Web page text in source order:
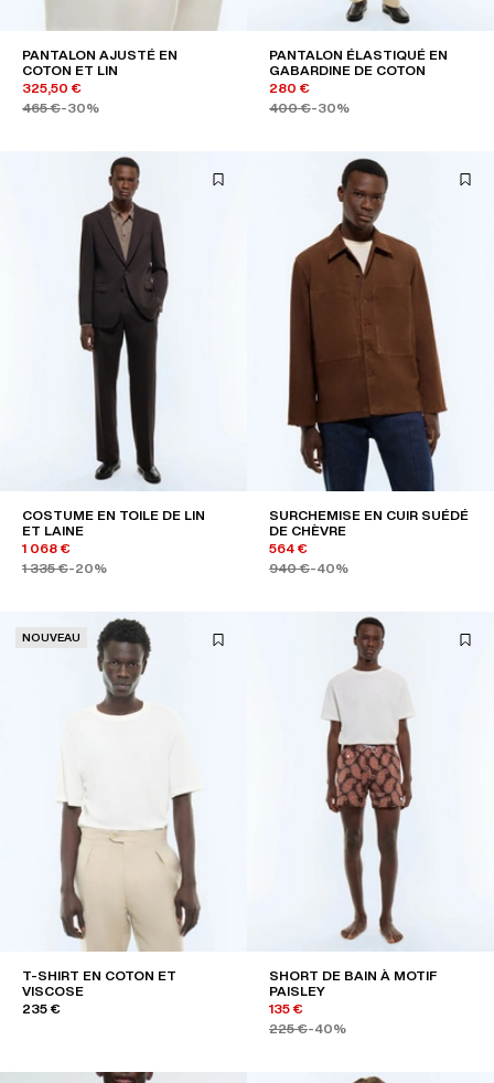
PANTALON AJUSTÉ EN
COTON ET LIN
325,50 €
465 €-30%
PANTALON ÉLASTIQUÉ EN
GABARDINE DE COTON
280 €
400 €-30%
COSTUME EN TOILE DE LIN
ET LAINE
1 068 €
1 335 €-20%
SURCHEMISE EN CUIR SUÉDÉ
DE CHÈVRE
564 €
940 €-40%
NOUVEAU
T-SHIRT EN COTON ET
VISCOSE
235 €
SHORT DE BAIN À MOTIF
PAISLEY
135 €
225 €-40%